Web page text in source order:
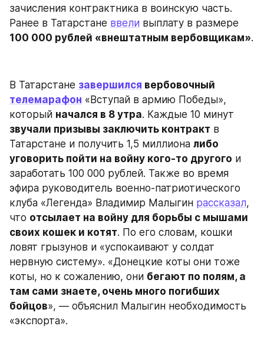
зачисления контрактника в воинскую часть.
Ранее в Татарстане ввели
100 000 рублей «внештатным вербовщикам».
В Татарстане завершился
телемарафон «Вступай в армию Победы»,
который начался в 8 утра
звучали призывы заключить контракт в
Татарстане и получить 1,5 миллиона либо
уговорить пойти на войну кого-то другого и
заработать 100 000 рублей. Также во время
эфира руководитель военно-патриотического
клуба «Легенда» Владимир Малыгин рассказал,
что отсылает на войну для борьбы с мышами
своих кошек и котят. По его словам, кошки
ловят грызунов и «успокаивают у солдат
нервную систему». «Донецкие коты они тоже
коты, но к сожалению, они бегают по полям, а
там сами знаете, очень много погибших
бойцов», — объяснил Малыгин необходимость
«экспорта».